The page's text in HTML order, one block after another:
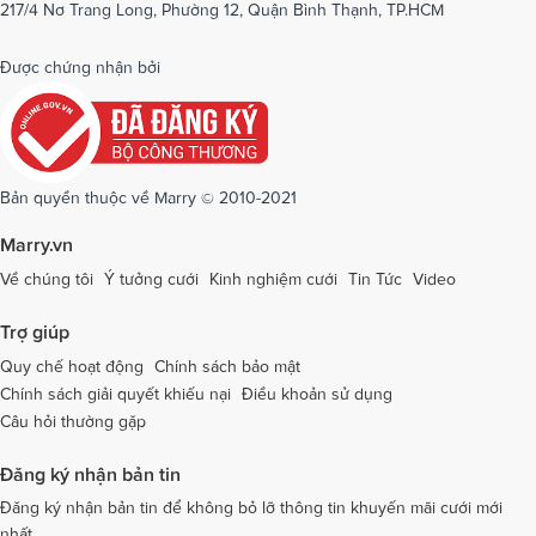
Dịch vụ cưới tại Phú Yên Dịch vụ cưới tại Phú Thọ
Dịch vụ cưới tại Quảng Bình
Dịch vụ cưới tại Quảng Ngãi
Dịch vụ cưới tại Quảng Ninh
Dịch vụ cưới tại Sóc Trăng Dịch vụ cưới tại Sơn La
Dịch vụ cưới tại Thái Bình Dịch vụ cưới tại Thanh Hóa
Dịch vụ cưới tại Thừa Thiên - Huế
Dịch vụ cưới tại An Giang Dịch vụ cưới tại Trà Vinh
Dịch vụ cưới tại Tuyên Quang Dịch vụ cưới tại Vĩnh Long
Dịch vụ cưới tại Bà Rịa - Vũng TàuDịch vụ cưới tại Bắc Giang
217/4 Nơ Trang Long, Phường 12, Quận Bình Thạnh, TP.HCM
Được chứng nhận bởi
Bản quyền thuộc về Marry © 2010-2021
Marry.vn
Về chúng tôi Ý tưởng cưới Kinh nghiệm cưới Tin Tức Video
Trợ giúp
Quy chế hoạt động
Chính sách bảo mật
Chính sách giải quyết khiếu nại Điều khoản sử dụng
Câu hỏi thường gặp
Đăng ký nhận bản tin
Đăng ký nhận bản tin để không bỏ lỡ thông tin khuyến mãi cưới mới